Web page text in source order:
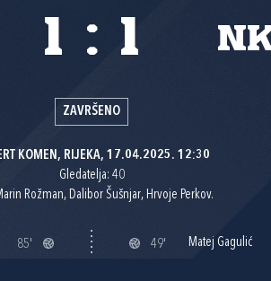
1 : 1
ZAVRŠENO
KOMEN, RIJEKA, 17.04.2025. 12:30
Gledatelja: 40
Rožman, Dalibor Šušnjar, Hrvoje Perkov.
85' 49' Matej Gagulić